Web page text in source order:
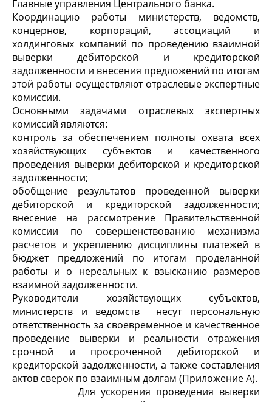
Главные управления Центрального банка.
Координацию работы министерств, ведомств,
концернов, корпораций, ассоциаций и
холдинговых компаний по проведению взаимной
выверки дебиторской и кредиторской
задолженности и внесения предложений по итогам
этой работы осуществляют отраслевые экспертные
комиссии.
Основными задачами отраслевых экспертных
комиссий являются:
контроль за обеспечением полноты охвата всех
хозяйствующих субъектов и качественного
проведения выверки дебиторской и кредиторской
задолженности;
обобщение результатов проведенной выверки
дебиторской и кредиторской задолженности;
внесение на рассмотрение Правительственной
комиссии по совершенствованию механизма
расчетов и укреплению дисциплины платежей в
бюджет предложений по итогам проделанной
работы и о нереальных к взысканию размеров
взаимной задолженности.
Руководители хозяйствующих субъектов,
министерств и ведомств несут персональную
ответственность за своевременное и качественное
проведение выверки и реальности отражения
срочной и просроченной дебиторской и
кредиторской задолженности, а также составления
актов сверок по взаимным долгам (Приложение А).
Для ускорения проведения выверки